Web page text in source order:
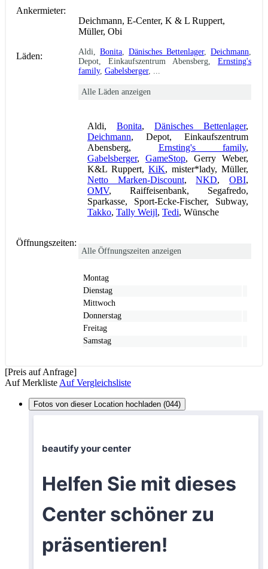
Ankermieter:
Deichmann, E-Center, K & L Ruppert,
Müller, Obi
Läden: Aldi, Bonita Dänisches Bettenlager, Deichmann
Depot, Einkaufszentrum Abensberg, Ernsting's
family, Gabelsberger, ...
Alle Läden anzeigen
Aldi, Bonita, Dänisches Bettenlager,
Deichmann, Depot, Einkaufszentrum
Abensberg, Ernsting's family,
Gabelsberger, GameStop, Gerry Weber,
K&L Ruppert, KiK, mister*lady, Müller,
Netto Marken-Discount,NKD,OBI,
OMV, Raiffeisenbank, Segafredo,
Sparkasse, Sport-Ecke-Fischer, Subway,
Takko, Tally Weijl, Tedi, Wünsche
Öffnungszeiten:
Alle Öffnungszeiten anzeigen
Montag
Dienstag
Mittwoch
Donnerstag
Freitag
Samstag
[Preis auf Anfrage]
Auf Merkliste Auf Vergleichsliste
Fotos von dieser Location hochladen (044)